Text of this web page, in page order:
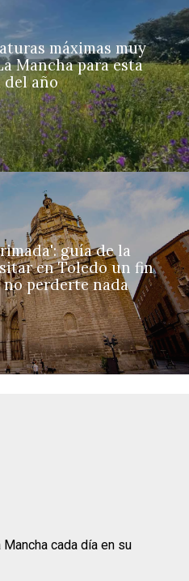
máximas muy
Mancha para esta
del año
guía de la
en Toledo un fin
no perderte nada
cada día en su